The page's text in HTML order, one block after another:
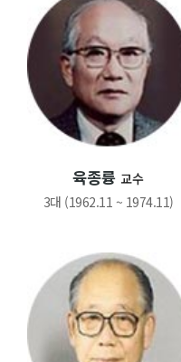
청정화육종 번식사업
빅데이터 구축사업
동물관리 시스템
품질관리 시스템
연구/실습지원
신청안내
신청내역
알림마당
공지사항
육종륭 교수
3대 (1962.11 ~ 1974.11)